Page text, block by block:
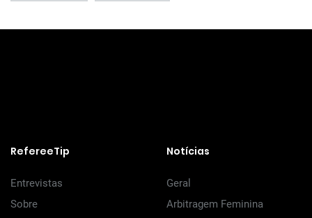
RefereeTip
Entrevistas
Sobre
Notícias
Geral
Arbitragem Feminina